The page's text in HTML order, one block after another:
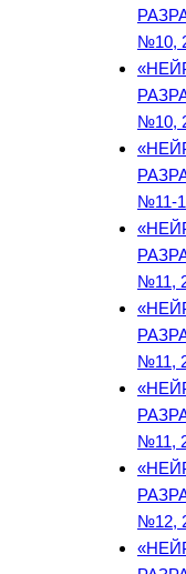
№10,
№10,
№11-
№11,
№11,
№11,
№12,